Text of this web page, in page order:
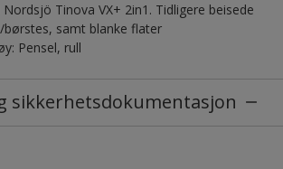
Tinova VX+ 2in1. Tidligere beisede
børstes, samt blanke flater
Pensel, rull
sikkerhetsdokumentasjon